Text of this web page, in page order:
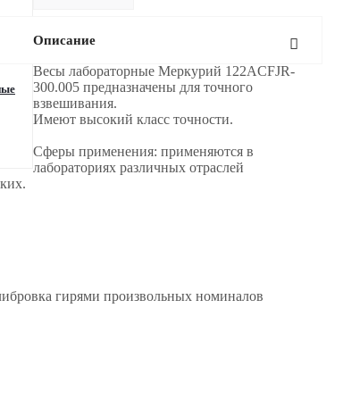
Описание
Весы лабораторные Меркурий 122АCFJR-
300.005 предназначены для точного
взвешивания.
Имеют высокий класс точности.
Сферы применения: применяются в
лабораториях различных отраслей
гирями произвольных номиналов